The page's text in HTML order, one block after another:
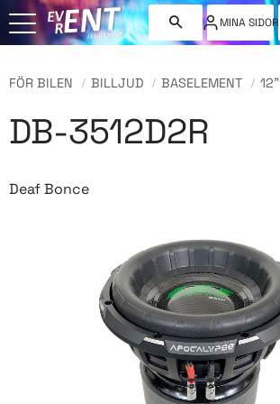
MINA SIDOR
FÖR BILEN BILLJUD BASELEMENT 12"
DB-3512D2R
Deaf Bonce